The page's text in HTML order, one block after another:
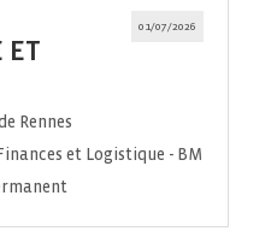
01/07/2026
ET
Rennes
et Logistique - BM